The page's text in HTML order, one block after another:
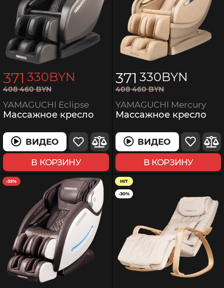
371 330BYN
408 460BYN
YAMAGUCHI Eclipse
Массажное кресло
ВИДЕО
В КОРЗИНУ
371 330BYN
408 460BYN
YAMAGUCHI Mercury
Массажное кресло
ВИДЕО
В КОРЗИНУ
-35% HIT
-30%